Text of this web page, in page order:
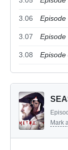
3.06 Episode
3.07 Episode
3.08 Episode
Mark